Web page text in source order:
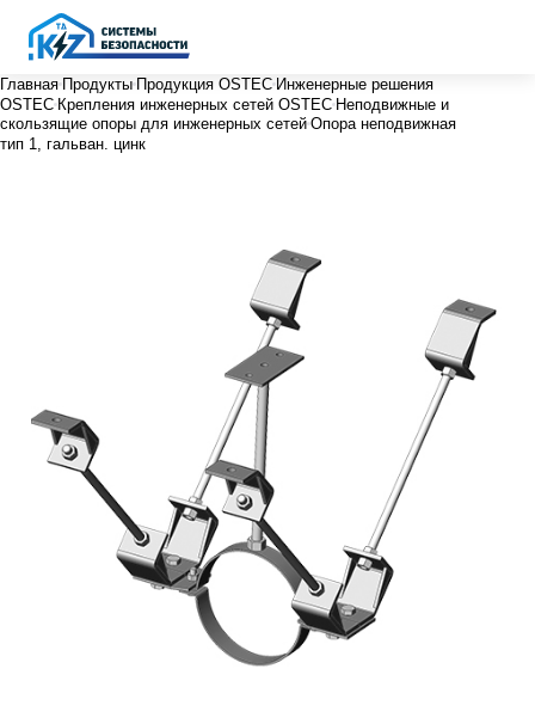
Главная Продукты Продукция OSTEC Инженерные решения
OSTEC Крепления инженерных сетей OSTEC Неподвижные и
скользящие опоры для инженерных сетей Опора неподвижная
тип 1, гальван. цинк